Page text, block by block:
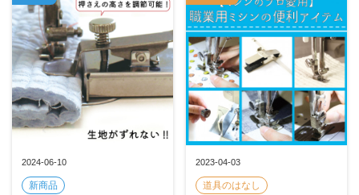
2024-06-10
新商品
2023-04-03
道具のはなし